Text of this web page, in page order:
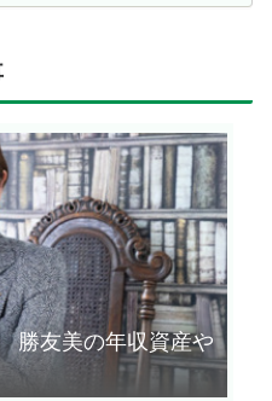
勝友美の年収資産や